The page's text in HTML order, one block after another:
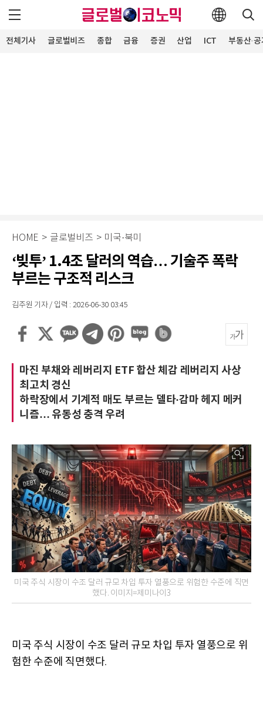
전체기사 글로벌비즈 종합 금융 증권 산업 ICT 부동산·
HOME > 글로벌비즈 > 미국·북미
‘빚투’ 1.4조 달러의 역습… 기술주 폭락
부르는 구조적 리스크
김주원 기자 / 입력 : 2026-06-30 03:45
마진 부채와 레버리지 ETF 합산 체감 레버리지 사상
최고치 경신
하락장에서 기계적 매도 부르는 델타·감마 헤지 메커
니즘… 유동성 충격 우려
미국 주식 시장이 수조 달러 규모 차입 투자 열풍으로 위험한 수준에 직면
했다. 이미지=제미나이3
미국 주식 시장이 수조 달러 규모 차입 투자 열풍으로 위
험한 수준에 직면했다.